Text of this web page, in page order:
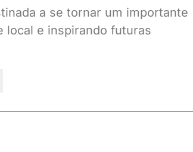
a se tornar um importante
local e inspirando futuras